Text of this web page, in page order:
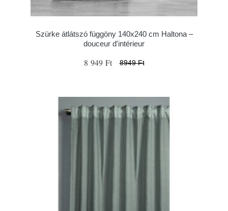
Szürke átlátszó függöny 140x240 cm Haltona –
douceur d'intérieur
8 949 Ft 8949 Ft